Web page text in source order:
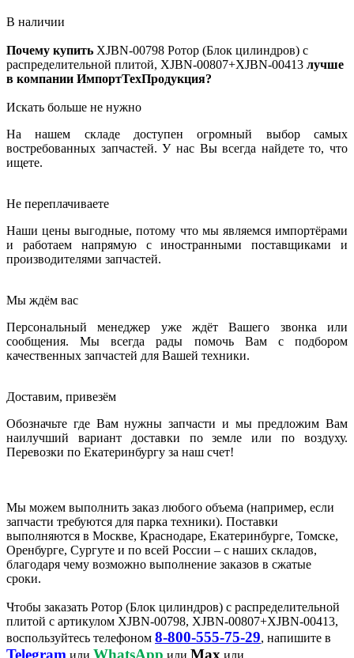
В наличии
Почему купить XJBN-00798 Ротор (Блок цилиндров) с
распределительной плитой, XJBN-00807+XJBN-00413 лучше
в компании ИмпортТехПродукция?
Искать больше не нужно
На нашем складе доступен огромный выбор самых
востребованных запчастей. У нас Вы всегда найдете то, что
ищете.
Не переплачиваете
Наши цены выгодные, потому что мы являемся импортёрами
и работаем напрямую с иностранными поставщиками и
производителями запчастей.
Мы ждём вас
Персональный менеджер уже ждёт Вашего звонка или
сообщения. Мы всегда рады помочь Вам с подбором
качественных запчастей для Вашей техники.
Доставим, привезём
Обозначьте где Вам нужны запчасти и мы предложим Вам
наилучший вариант доставки по земле или по воздуху.
Перевозки по Екатеринбургу за наш счет!
Мы можем выполнить заказ любого объема (например, если
запчасти требуются для парка техники). Поставки
выполняются в Москве, Краснодаре, Екатеринбурге, Томске,
Оренбурге, Сургуте и по всей России – с наших складов,
благодаря чему возможно выполнение заказов в сжатые
сроки.
Чтобы заказать Ротор (Блок цилиндров) с распределительной
плитой с артикулом XJBN-00798, XJBN-00807+XJBN-00413,
воспользуйтесь телефоном 8-800-555-75-29, напишите в